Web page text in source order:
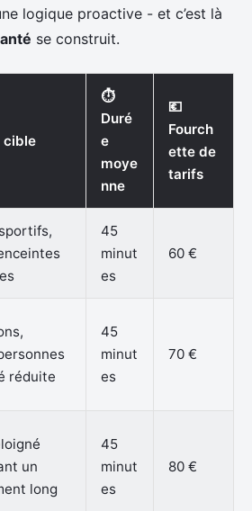
logique proactive - et c’est là
se construit.
cible
⏱️
Duré
e
moye
nne
💶
Fourch
ette de
tarifs
45
minut
es
60 €
réduite
45
minut
es
70 €
un
long
45
minut
es
80 €